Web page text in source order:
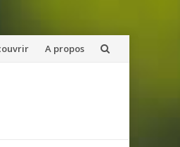
A propos